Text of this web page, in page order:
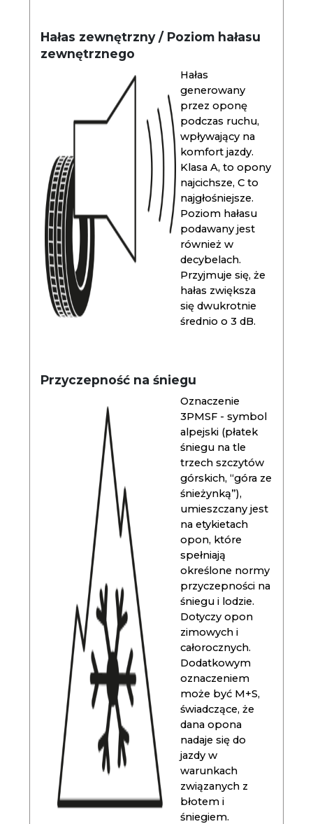
Hałas zewnętrzny / Poziom hałasu
zewnętrznego
Hałas
generowany
przez oponę
podczas ruchu,
wpływający na
komfort jazdy.
Klasa A, to opony
najcichsze, C to
najgłośniejsze.
Poziom hałasu
podawany jest
również w
decybelach.
Przyjmuje się, że
hałas zwiększa
się dwukrotnie
średnio o 3 dB.
Przyczepność na śniegu
Oznaczenie
3PMSF - symbol
alpejski (płatek
śniegu na tle
trzech szczytów
górskich, “góra ze
śnieżynką”),
umieszczany jest
na etykietach
opon, które
spełniają
określone normy
przyczepności na
śniegu i lodzie.
Dotyczy opon
zimowych i
całorocznych.
Dodatkowym
oznaczeniem
może być M+S,
świadczące, że
dana opona
nadaje się do
jazdy w
warunkach
związanych z
błotem i
śniegiem.